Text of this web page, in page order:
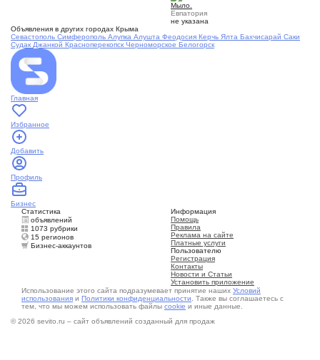
Мыло.
Евпатория
не указана
Объявления в других городах Крыма
Севастополь Симферополь Алупка Алушта Феодосия Керчь Ялта Бахчисарай Саки
Судак Джанкой Красноперекопск Черноморское Белогорск
Главная
Избранное
Добавить
Профиль
Бизнес
Статистика
объявлений
1073 рубрики
15 регионов
Бизнес-аккаунтов
Информация
Помощь
Правила
Реклама на сайте
Платные услуги
Пользователю
Регистрация
Контакты
Новости и Статьи
Установить приложение
Использование этого сайта подразумевает принятие наших Условий
использования и Политики конфиденциальности . Также вы соглашаетесь с
тем, что мы можем использовать файлы cookie и иные данные.
© 2026 sevito.ru – сайт объявлений созданный для продаж